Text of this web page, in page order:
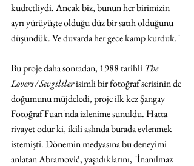
kudretliydi. Ancak biz, bunun her birimizin
ayrı yürüyüşte olduğu düz bir satıh olduğunu
düşündük. Ve duvarda her gece kamp kurduk."
Bu proje daha sonradan, 1988 tarihli The
Lovers / Sevgililer isimli bir fotoğraf serisinin de
doğumunu müjdeledi, proje ilk kez Şangay
Fotoğraf Fuarı'nda izlenime sunuldu. Hatta
rivayet odur ki, ikili aslında burada evlenmek
istemişti. Dönemin medyasına bu deneyimi
anlatan Abramović, yaşadıklarını, "İnanılmaz